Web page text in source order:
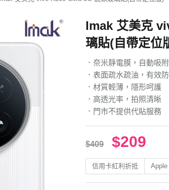
Imak 艾美克
璃貼(自帶定位
．奈米靜電膜，自動吸
．表面疏水疏油，有效
．材質輕薄，隱形呵護
．高透光率，拍照清晰
．門市不提供代貼服務
$409 $209
信用卡紅利折抵